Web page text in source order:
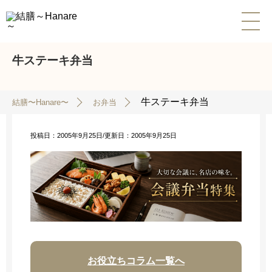
牛ステーキ弁当
結膳〜Hanare〜 お弁当 牛ステーキ弁当
投稿日：2005年9月25日/更新日：2005年9月25日
お役立ちコラム一覧へ